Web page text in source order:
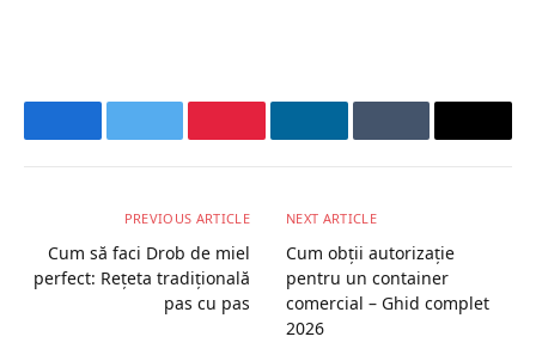
FacebookTwitter PinterestLinkedInTumblr Email
PREVIOUS ARTICLE
Cum să faci Drob de miel
perfect: Rețeta tradițională
pas cu pas
NEXT ARTICLE
Cum obții autorizație
pentru un container
comercial – Ghid complet
2026